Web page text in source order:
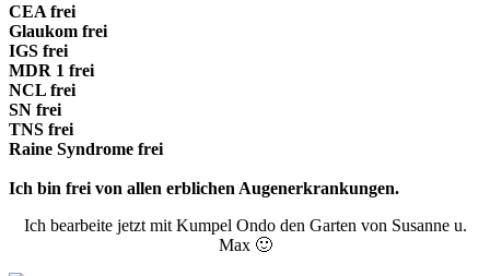
CEA frei
Glaukom frei
IGS frei
MDR 1 frei
NCL frei
SN frei
TNS frei
Raine Syndrome frei
Ich bin frei von allen erblichen Augenerkrankungen.
Ich bearbeite jetzt mit Kumpel Ondo den Garten von Susanne u.
Max 🙂